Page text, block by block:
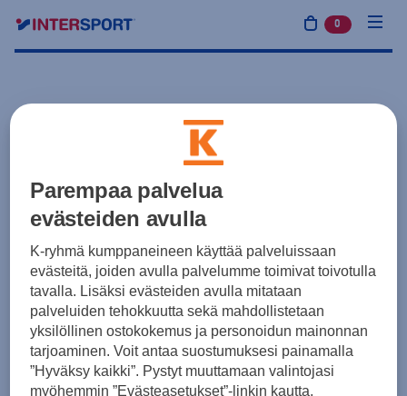
0 tuotetta
Parempaa palvelua
evästeiden avulla
K-ryhmä kumppaneineen käyttää palveluissaan
evästeitä, joiden avulla palvelumme toimivat toivotulla
tavalla. Lisäksi evästeiden avulla mitataan
palveluiden tehokkuutta sekä mahdollistetaan
yksilöllinen ostokokemus ja personoidun mainonnan
tarjoaminen. Voit antaa suostumuksesi painamalla
”Hyväksy kaikki”. Pystyt muuttamaan valintojasi
myöhemmin ”Evästeasetukset”-linkin kautta.